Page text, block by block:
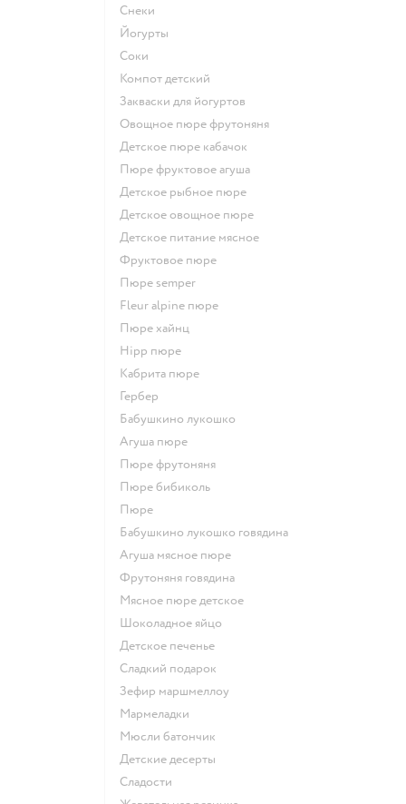
Снеки
йогурты
Соки
компот детский
Закваски для йогуртов
овощное пюре фрутоняня
детское пюре кабачок
пюре фруктовое агуша
детское рыбное пюре
детское овощное пюре
детское питание мясное
фруктовое пюре
пюре semper
fleur alpine пюре
пюре хайнц
hipp пюре
кабрита пюре
гербер
бабушкино лукошко
агуша пюре
пюре фрутоняня
пюре бибиколь
пюре
бабушкино лукошко говядина
агуша мясное пюре
фрутоняня говядина
мясное пюре детское
шоколадное яйцо
детское печенье
сладкий подарок
зефир маршмеллоу
мармеладки
мюсли батончик
детские десерты
сладости